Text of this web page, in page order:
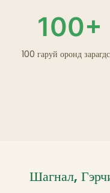
100+
100 гаруй оронд
Шагнал,